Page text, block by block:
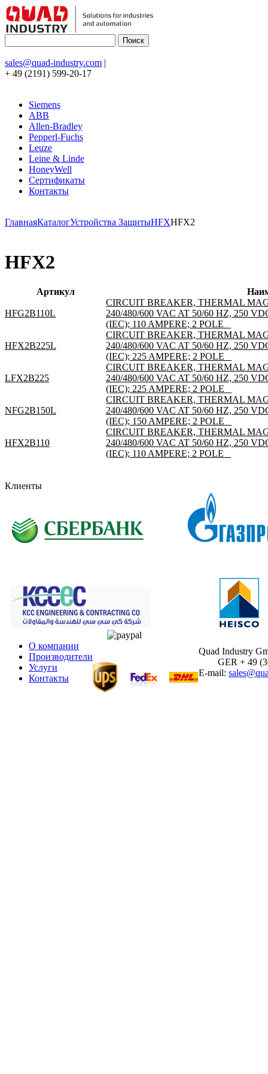
sales@quad-industry.com |
+ 49 (2191) 599-20-17
Siemens
ABB
Allen-Bradley
Pepperl-Fuchs
Leuze
Leine & Linde
HoneyWell
Сертификаты
Контакты
ГлавнаяКаталогУстройства ЗащитыHFXHFX2
HFX2
Артикул
HFG2B110L
CIRCUIT BREAKER, THERMAL
240/480/600 VAC AT 50/60 HZ, 250
(IEC); 110 AMPERE; 2 POLE _
HFX2B225L
CIRCUIT BREAKER, THERMAL
240/480/600 VAC AT 50/60 HZ, 250
(IEC); 225 AMPERE; 2 POLE _
LFX2B225
CIRCUIT BREAKER, THERMAL
240/480/600 VAC AT 50/60 HZ, 250
(IEC); 225 AMPERE; 2 POLE _
NFG2B150L
CIRCUIT BREAKER, THERMAL
240/480/600 VAC AT 50/60 HZ, 250
(IEC); 150 AMPERE; 2 POLE _
HFX2B110
CIRCUIT BREAKER, THERMAL
240/480/600 VAC AT 50/60 HZ, 250
(IEC); 110 AMPERE; 2 POLE _
Клиенты
О компании
Производители
Услуги
Контакты
Quad Industry
GER + 49
E-mail: